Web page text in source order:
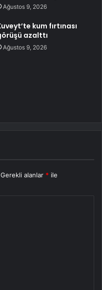
Ağustos 9, 2026
kum fırtınası
azalttı
Ağustos 9, 2026
Gerekli alanlar * ile